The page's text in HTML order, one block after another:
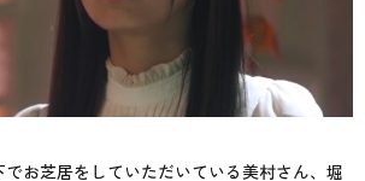
でお芝居をしていただいている美村さん、堀